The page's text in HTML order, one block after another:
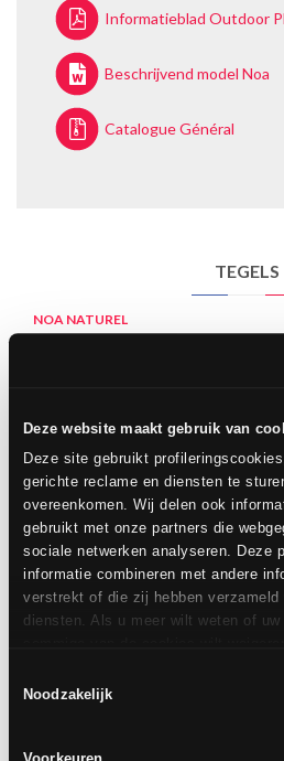
Deze website maakt gebruik van
Deze site gebruikt
gerichte reclame en diensten te
overeenkomen. Wij delen ook
gebruikt met onze partners die
sociale netwerken analyseren. Deze
informatie combineren met andere
verstrekt of die zij hebben
diensten. Als u meer wilt weten of
accepteren" te klikken. Als u geen
Noodzakelijk
Informatieblad Outdoor
Beschrijvend model Noa
Catalogue Général
TEGELS
NOA NATUREL
gerectificeerd